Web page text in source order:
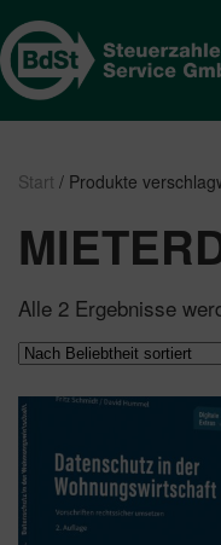
Start / Produkte
Alle 2 Ergebnisse